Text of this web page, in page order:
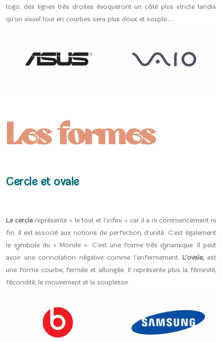
logo, des lignes très droites évoqueront un côté plus stricte tandis
qu’un visuel tout en courbes sera plus doux et souple…
Les formes
Cercle et ovale
Le cerclereprésente « le tout et l’infini » car il a ni commencement ni
fin. Il est associé aux notions de perfection, d’unité. C’est également
le symbole du « Monde ». C’est une forme très dynamique. Il peut
avoir une connotation négative comme l’enfermement.L’ovale,est
une forme courbe, fermée et allongée. Il représente plus la féminité,
fécondité, le mouvement et la souplesse.